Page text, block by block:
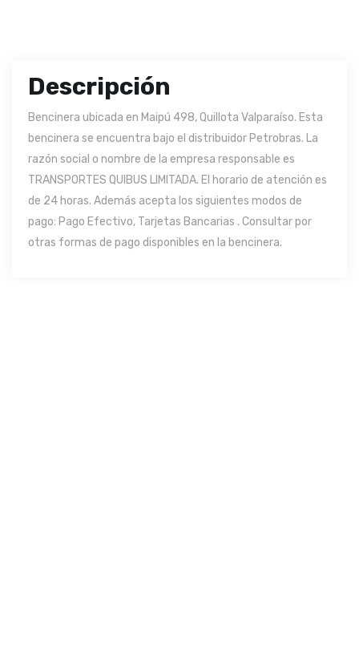
Descripción
Bencinera ubicada en Maipú 498, Quillota Valparaíso. Esta
bencinera se encuentra bajo el distribuidor Petrobras. La
razón social o nombre de la empresa responsable es
TRANSPORTES QUIBUS LIMITADA. El horario de atención es
de 24 horas. Además acepta los siguientes modos de
pago: Pago Efectivo, Tarjetas Bancarias . Consultar por
otras formas de pago disponibles en la bencinera.